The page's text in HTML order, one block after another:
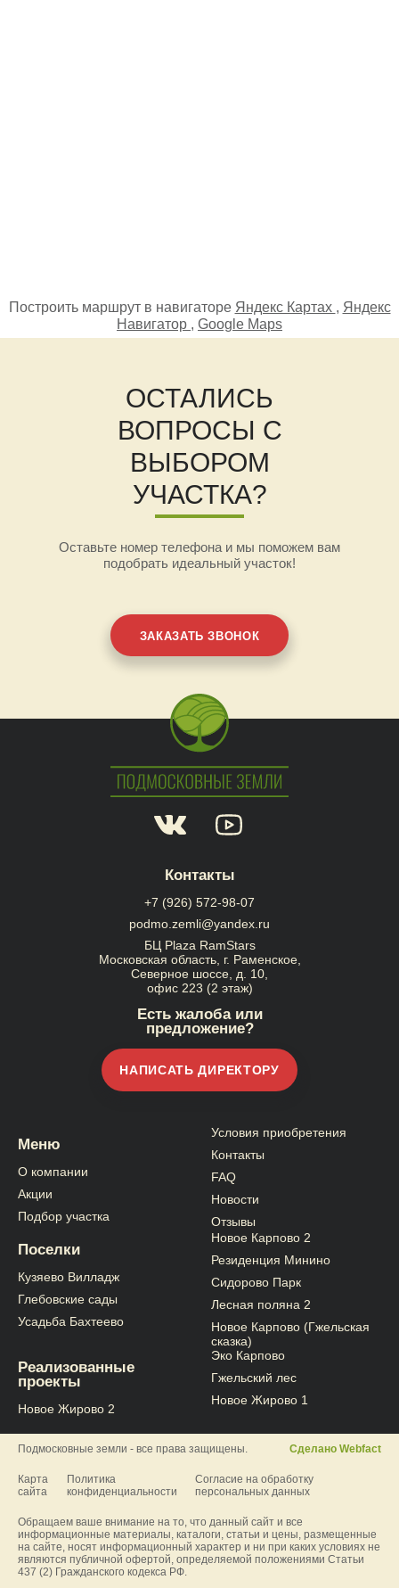
Построить маршрут в навигаторе Яндекс Картах , Яндекс
Навигатор , Google Maps
ОСТАЛИСЬ
ВОПРОСЫ С
ВЫБОРОМ
УЧАСТКА?
Оставьте номер телефона и мы поможем вам
подобрать идеальный участок!
ЗАКАЗАТЬ ЗВОНОК
Меню
О компании
Акции
Подбор участка
Условия приобретения
Контакты
FAQ
Новости
Отзывы
Поселки
Кузяево Вилладж
Глебовские сады
Усадьба Бахтеево
Новое Карпово 2
Резиденция Минино
Сидорово Парк
Лесная поляна 2
Новое Карпово (Гжельская
сказка)
Реализованные
проекты
Новое Жирово 2
Эко Карпово
Гжельский лес
Новое Жирово 1
Контакты
+7 (926) 572-98-07
podmo.zemli@yandex.ru
БЦ Plaza RamStars
Московская область, г. Раменское,
Северное шоссе, д. 10,
офис 223 (2 этаж)
Есть жалоба или
предложение?
НАПИСАТЬ ДИРЕКТОРУ
Подмосковные земли - все права защищены. Сделано Webfact
Карта
сайта
Политика
конфиденциальности
Согласие на обработку
персональных данных
Обращаем ваше внимание на то, что данный сайт и все
информационные материалы, каталоги, статьи и цены, размещенные
на сайте, носят информационный характер и ни при каких условиях не
являются публичной офертой, определяемой положениями Статьи
437 (2) Гражданского кодекса РФ.